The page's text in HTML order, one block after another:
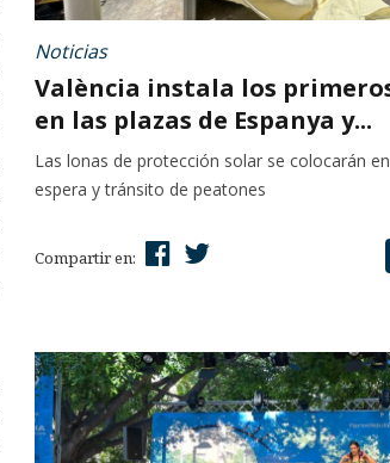
Noticias
València instala los
en las plazas de Espanya y...
Las lonas de protección solar se colocarán
espera y tránsito de peatones
Compartir en: